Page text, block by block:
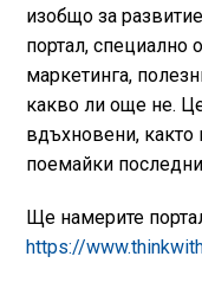
изобщо за
портал, специално
маркетинга,
какво ли още не.
вдъхновени, както
поемайки
Ще намерите
https://